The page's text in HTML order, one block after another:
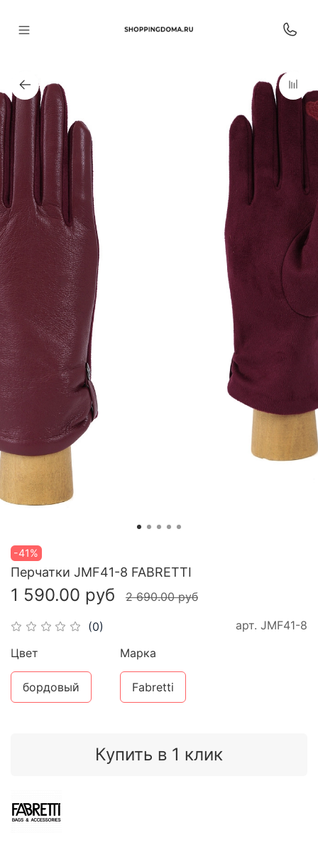
-41%
(0) арт. JMF41-8
Перчатки JMF41-8 FABRETTI
1 590.00 руб 2 690.00 руб
Купить в 1 клик
Цвет
бордовый
Марка
Fabretti